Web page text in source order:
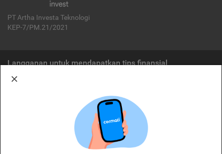
PT Artha Investa Teknologi
KEP-7/PM.21/2021
Langganan untuk mendapatkan tips finansial
Cermati merupakan penyelenggara agregasi jasa keuangan yang terdaftar di
OJK. Oleh karena itu, produk dan/atau layanan jasa keuangan yang
ditawarkan bukan merupakan produk dan/atau layanan jasa keuangan yang
diterbitkan oleh Cermati dan Cermati tidak bertanggung jawab atas tuntutan